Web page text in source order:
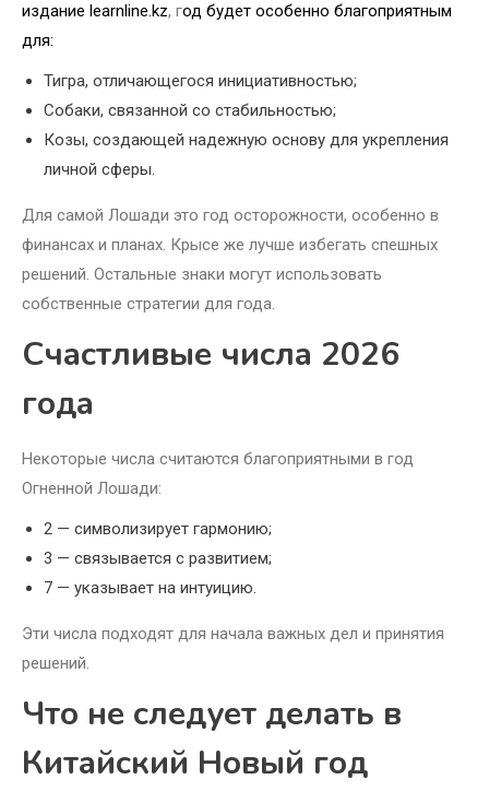
издание learnline.kz, год будет особенно благоприятным
для:
Тигра, отличающегося инициативностью;
Собаки, связанной со стабильностью;
Козы, создающей надежную основу для укрепления
личной сферы.
Для самой Лошади это год осторожности, особенно в
финансах и планах. Крысе же лучше избегать спешных
решений. Остальные знаки могут использовать
собственные стратегии для года.
Счастливые числа 2026
года
Некоторые числа считаются благоприятными в год
Огненной Лошади:
2 — символизирует гармонию;
3 — связывается с развитием;
7 — указывает на интуицию.
Эти числа подходят для начала важных дел и принятия
решений.
Что не следует делать в
Китайский Новый год